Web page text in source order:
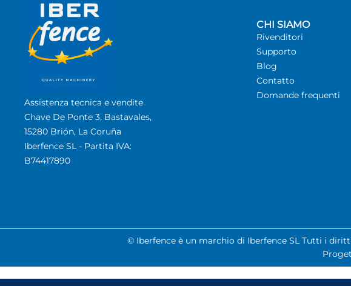
Assistenza tecnica e vendite
Chave De Ponte 3, Bastavales,
15280 Brión, La Coruña
Iberfence SL - Partita IVA:
B74417890
CHI SIAMO
Rivenditori
Supporto
Blog
Contatto
Domande frequenti
© Iberfence è un marchio di Iberfence SL Tutti i